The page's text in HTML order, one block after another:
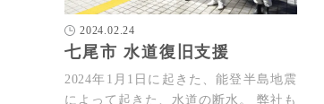
2024.02.24
七尾市 水道復旧支援
2024年1月1日に起きた、能登半島地震
によって起きた、水道の断水。 弊社も